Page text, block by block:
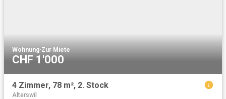
Wohnung·Zur Miete
CHF 1'000
4 Zimmer, 78 m², 2. Stock
Alterswil